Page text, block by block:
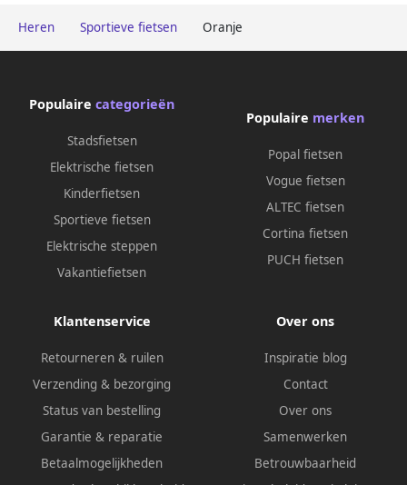
Heren Sportieve fietsen Oranje
Populaire categorieën
Stadsfietsen
Elektrische fietsen
Kinderfietsen
Sportieve fietsen
Elektrische steppen
Vakantiefietsen
Populaire merken
Popal fietsen
Vogue fietsen
ALTEC fietsen
Cortina fietsen
PUCH fietsen
Klantenservice
Retourneren & ruilen
Verzending & bezorging
Status van bestelling
Garantie & reparatie
Betaalmogelijkheden
Over ons
Inspiratie blog
Contact
Over ons
Samenwerken
Betrouwbaarheid